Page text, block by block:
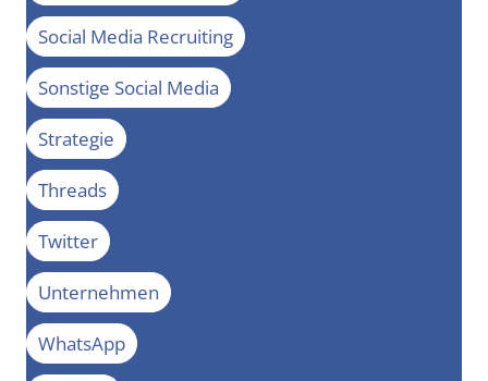
Social Media Recruiting
Sonstige Social Media
Strategie
Threads
Twitter
Unternehmen
WhatsApp